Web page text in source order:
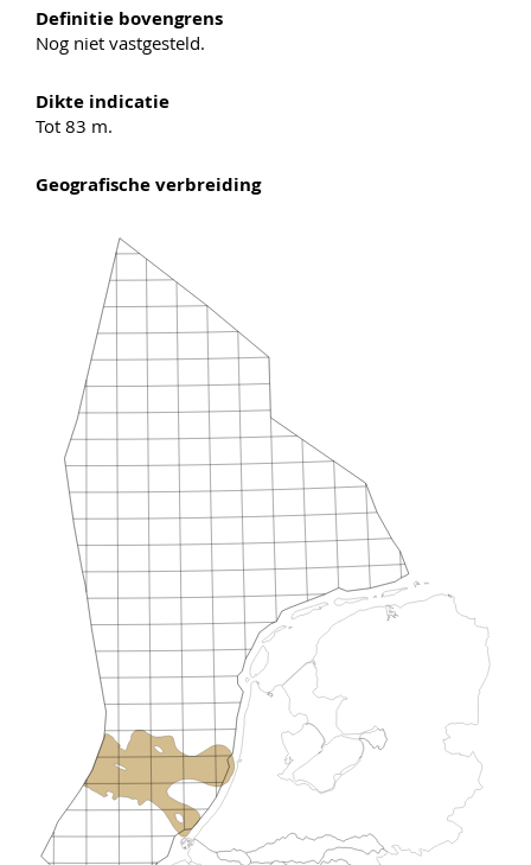
Definitie bovengrens
Nog niet vastgesteld.
Dikte indicatie
Tot 83 m.
Geografische verbreiding